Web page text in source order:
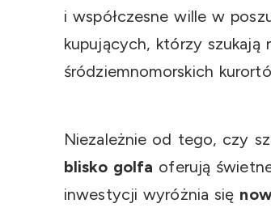
i współczesne wille w
kupujących, którzy szukają
śródziemnomorskich
Niezależnie od tego, czy
blisko golfa oferują
inwestycji wyróżnia się